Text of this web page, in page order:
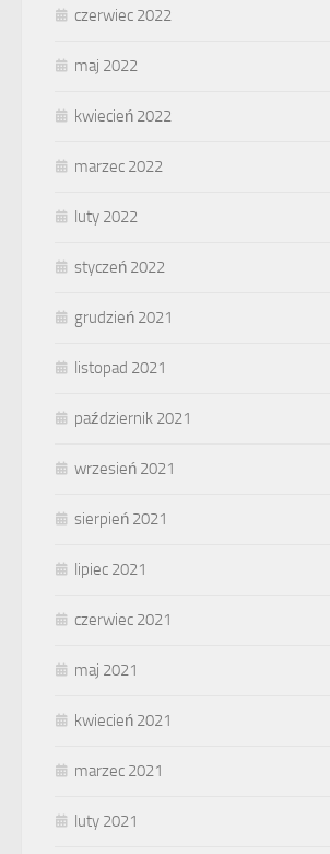
czerwiec 2022
maj 2022
kwiecień 2022
marzec 2022
luty 2022
styczeń 2022
grudzień 2021
listopad 2021
październik 2021
wrzesień 2021
sierpień 2021
lipiec 2021
czerwiec 2021
maj 2021
kwiecień 2021
marzec 2021
luty 2021